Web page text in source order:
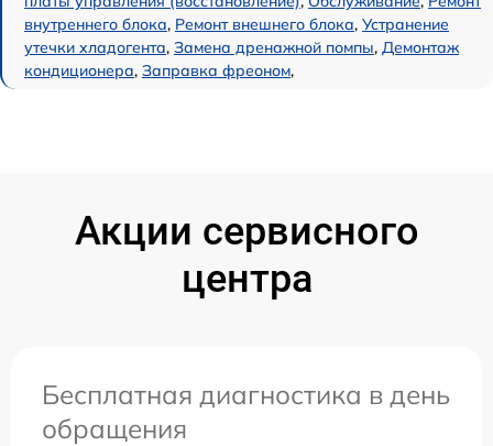
внутреннего блока, Ремонт внешнего блока, Устранение
утечки хладогента, Замена дренажной помпы, Демонтаж
кондиционера, Заправка фреоном,
Акции сервисного
центра
Бесплатная диагностика в день
обращения